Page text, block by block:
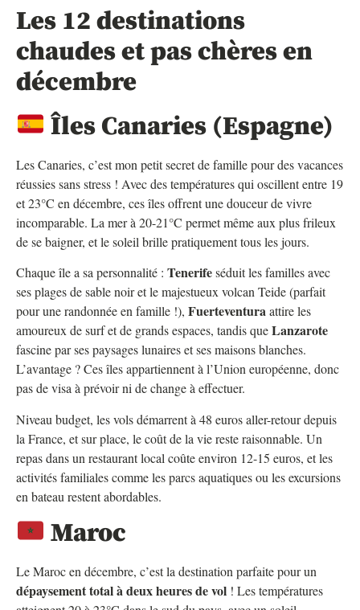
Les 12 destinations
chaudes et pas chères en
décembre
Îles Canaries (Espagne)
Les Canaries, c’est mon petit secret de famille pour des vacances
réussies sans stress ! Avec des températures qui oscillent entre 19
et 23°C en décembre, ces îles offrent une douceur de vivre
incomparable. La mer à 20-21°C permet même aux plus frileux
de se baigner, et le soleil brille pratiquement tous les jours.
Chaque île a sa personnalité : Tenerifeséduit les familles avec
ses plages de sable noir et le majestueux volcan Teide (parfait
pour une randonnée en famille !), Fuerteventuraattire les
amoureux de surf et de grands espaces, tandis queLanzarote
fascine par ses paysages lunaires et ses maisons blanches.
L’avantage ? Ces îles appartiennent à l’Union européenne, donc
pas de visa à prévoir ni de change à effectuer.
Niveau budget, les vols démarrent à 48 euros aller-retour depuis
la France, et sur place, le coût de la vie reste raisonnable. Un
repas dans un restaurant local coûte environ 12-15 euros, et les
activités familiales comme les parcs aquatiques ou les excursions
en bateau restent abordables.
Maroc
Le Maroc en décembre, c’est la destination parfaite pour un
dépaysement total à deux heures de vol ! Les températures